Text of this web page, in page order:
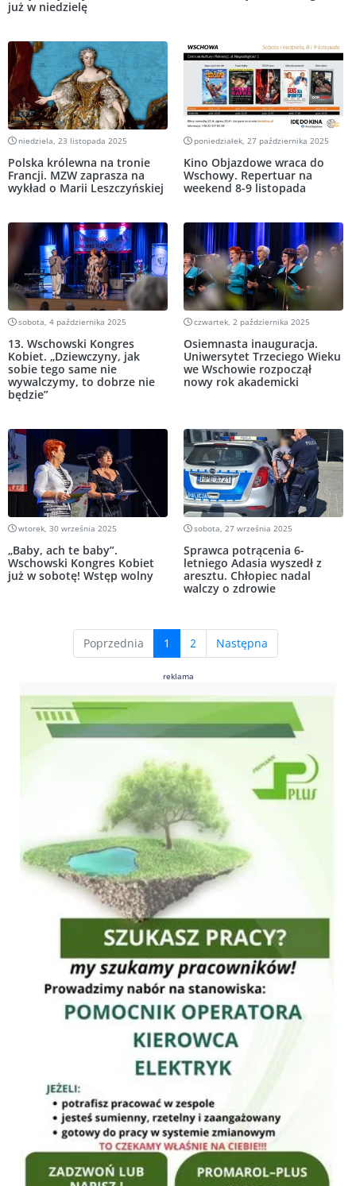
już w niedzielę
niedziela, 23 listopada 2025
Polska królewna na tronie
Francji. MZW zaprasza na
wykład o Marii Leszczyńskiej
poniedziałek, 27 października 2025
Kino Objazdowe wraca do
Wschowy. Repertuar na
weekend 8-9 listopada
sobota, 4 października 2025
13. Wschowski Kongres
Kobiet. „Dziewczyny, jak
sobie tego same nie
wywalczymy, to dobrze nie
będzie”
czwartek, 2 października 2025
Osiemnasta inauguracja.
Uniwersytet Trzeciego Wieku
we Wschowie rozpoczął
nowy rok akademicki
wtorek, 30 września 2025
„Baby, ach te baby”.
Wschowski Kongres Kobiet
już w sobotę! Wstęp wolny
sobota, 27 września 2025
Sprawca potrącenia 6-
letniego Adasia wyszedł z
aresztu. Chłopiec nadal
walczy o zdrowie
Poprzednia 1 (current)
2 Następna
reklama